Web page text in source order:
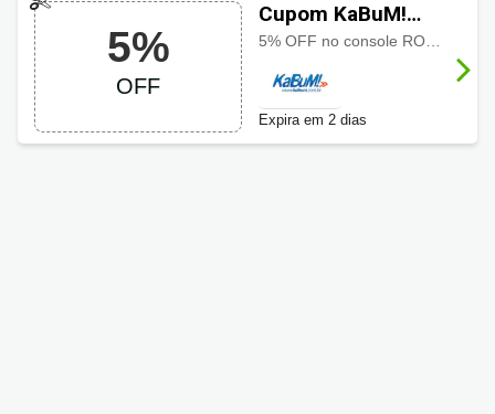
5%
OFF
Cupom KaBuM!
com 5% OFF
5% OFF no console ROG Xbox Ally X ASUS Ryzen Z2 aproveite o desconto especial em portátil gamer por tempo limitado
Expira em 2 dias